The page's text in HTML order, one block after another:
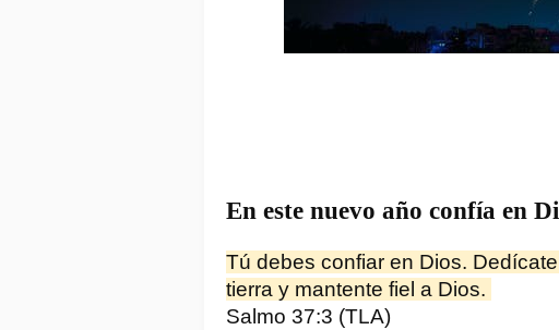
En este nuevo año confía en
Tú debes confiar en Dios.
tierra y mantente fiel a Dios.
Salmo 37:3 (TLA)